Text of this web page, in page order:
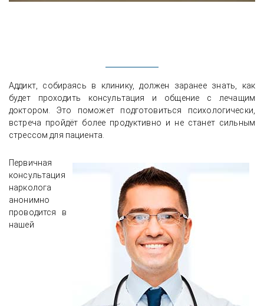
Аддикт, собираясь в клинику, должен заранее знать, как
будет проходить консультация и общение с лечащим
доктором. Это поможет подготовиться психологически,
встреча пройдёт более продуктивно и не станет сильным
стрессом для пациента.
Первичная
консультация
нарколога
анонимно
проводится в
нашей